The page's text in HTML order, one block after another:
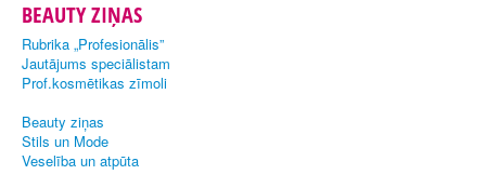
BEAUTY ZIŅAS
Rubrika „Profesionālis”
Jautājums speciālistam
Prof.kosmētikas zīmoli
Beauty ziņas
Stils un Mode
Veselība un atpūta